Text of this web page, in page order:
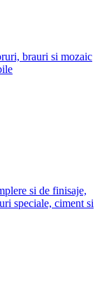
brauri si mozaic
si de finisaje,
speciale, ciment si